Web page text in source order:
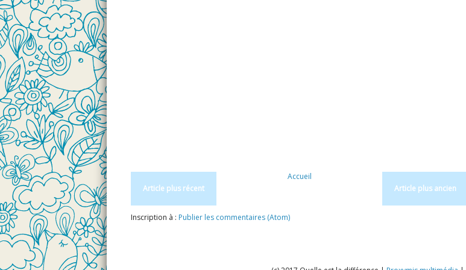
Article plus récent Article plus ancien
Accueil
Inscription à : Publier les commentaires (Atom)